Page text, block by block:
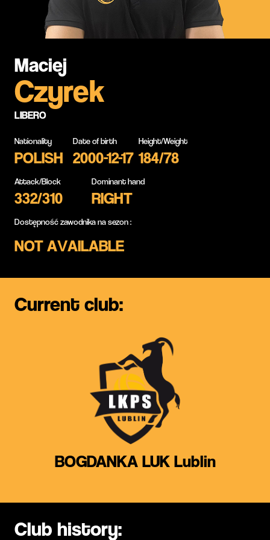
Maciej
Czyrek
LIBERO
Nationality
POLISH
Date of birth
2000-12-17
Height/Weight
184/78
Attack/Block
332/310
Dominant hand
RIGHT
Dostępność zawodnika na sezon :
NOT AVAILABLE
Current club:
BOGDANKA LUK Lublin
Club history: